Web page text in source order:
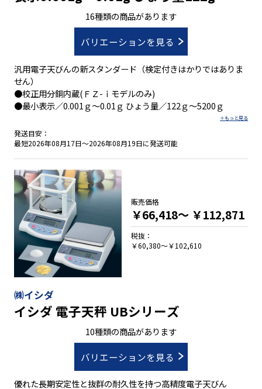
5200g｜校正分銅内蔵
16種類の商品があります
バリエーションを見る
汎用電子天びんの新スタンダード（検定付きはかりではありま
せん）
●校正用分銅内蔵(ＦＺ-ｉモデルのみ)
●最小表示／0.001ｇ～0.01ｇ ひょう量／122ｇ～5200ｇ
発送目安：
最短2026年08月17日～2026年08月19日に発送可能
㈱イシダ
イシダ 電子天秤 UBシリーズ
10種類の商品があります
バリエーションを見る
優れた長期安定性と抜群の耐久性を持つ高精度電子天びん
販売価格
￥66,418～ ￥112,871
税抜：
￥60,380～￥102,610